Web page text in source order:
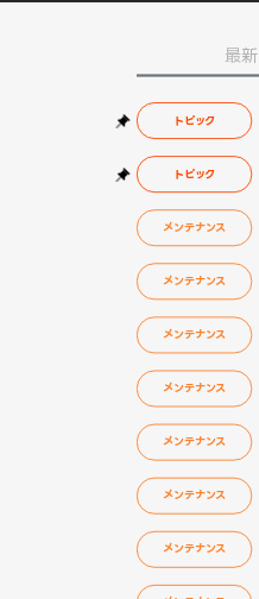
最新
トピック
トピック
メンテナンス
メンテナンス
メンテナンス
メンテナンス
メンテナンス
メンテナンス
メンテナンス